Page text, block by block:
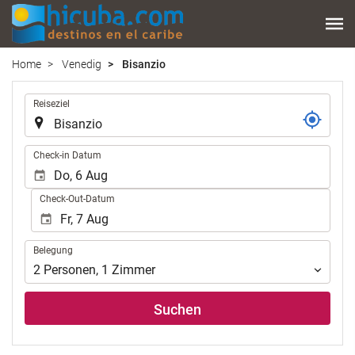
Home Venedig Bisanzio
Reiseziel
Check-in Datum
Check-Out-Datum
Belegung
Belegung
2 Personen, 1 Zimmer
Suchen